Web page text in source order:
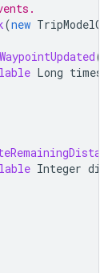
(new
(
Long
Integer